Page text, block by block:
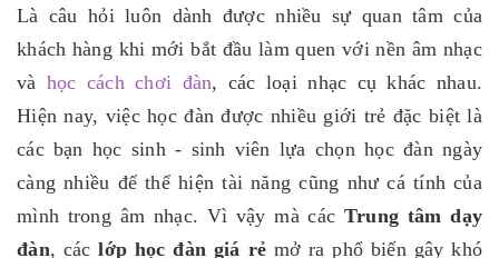
Là câu hỏi luôn dành được nhiều sự quan tâm của
khách hàng khi mới bắt đầu làm quen với nền âm nhạc
và học cách chơi đàn, các loại nhạc cụ khác nhau.
Hiện nay, việc học đàn được nhiều giới trẻ đặc biệt là
các bạn học sinh - sinh viên lựa chọn học đàn ngày
càng nhiều để thể hiện tài năng cũng như cá tính của
mình trong âm nhạc. Vì vậy mà các Trung tâm dạy
đàn, cáclớp học đàn giá rẻ mở ra phổ biến gây khó